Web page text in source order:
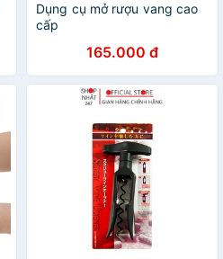
Dụng cụ mở rượu vang cao
cấp
165.000 đ